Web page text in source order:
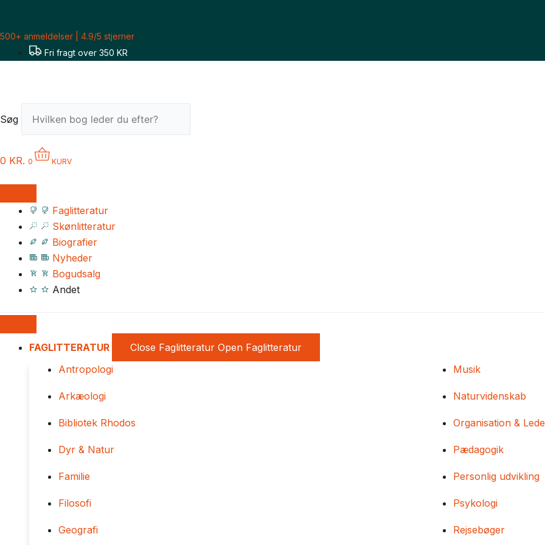
indholdet
500+ anmeldelser | 4.9/5 stjerner
Fri fragt over 350 KR
Søg
0 KR. 0 KURV
Faglitteratur
Skønlitteratur
Biografier
Nyheder
Bogudsalg
Andet
FAGLITTERATUR Close Faglitteratur Open Faglitteratur
Antropologi
Arkæologi
Bibliotek Rhodos
Dyr & Natur
Familie
Filosofi
Geografi
Musik
Naturvidenskab
Organisation &
Pædagogik
Personlig udvikling
Psykologi
Rejsebøger